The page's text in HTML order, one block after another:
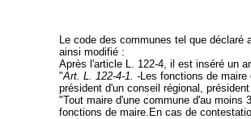
Le code des communes tel que déclaré
ainsi modifié :
Après l'article L. 122-4, il est inséré un
"Art. L. 122-4-1. -Les fonctions de maire
président d'un conseil régional, président
"Tout maire d'une commune d'au
fonctions de maire.En cas de